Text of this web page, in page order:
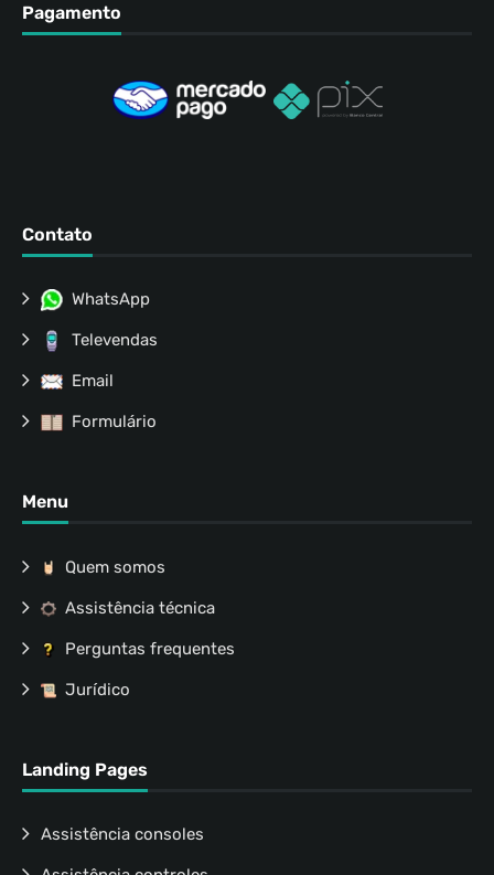
Pagamento
Contato
WhatsApp
Televendas
Email
Formulário
Menu
Quem somos
Assistência técnica
Perguntas frequentes
Jurídico
Landing Pages
Assistência consoles